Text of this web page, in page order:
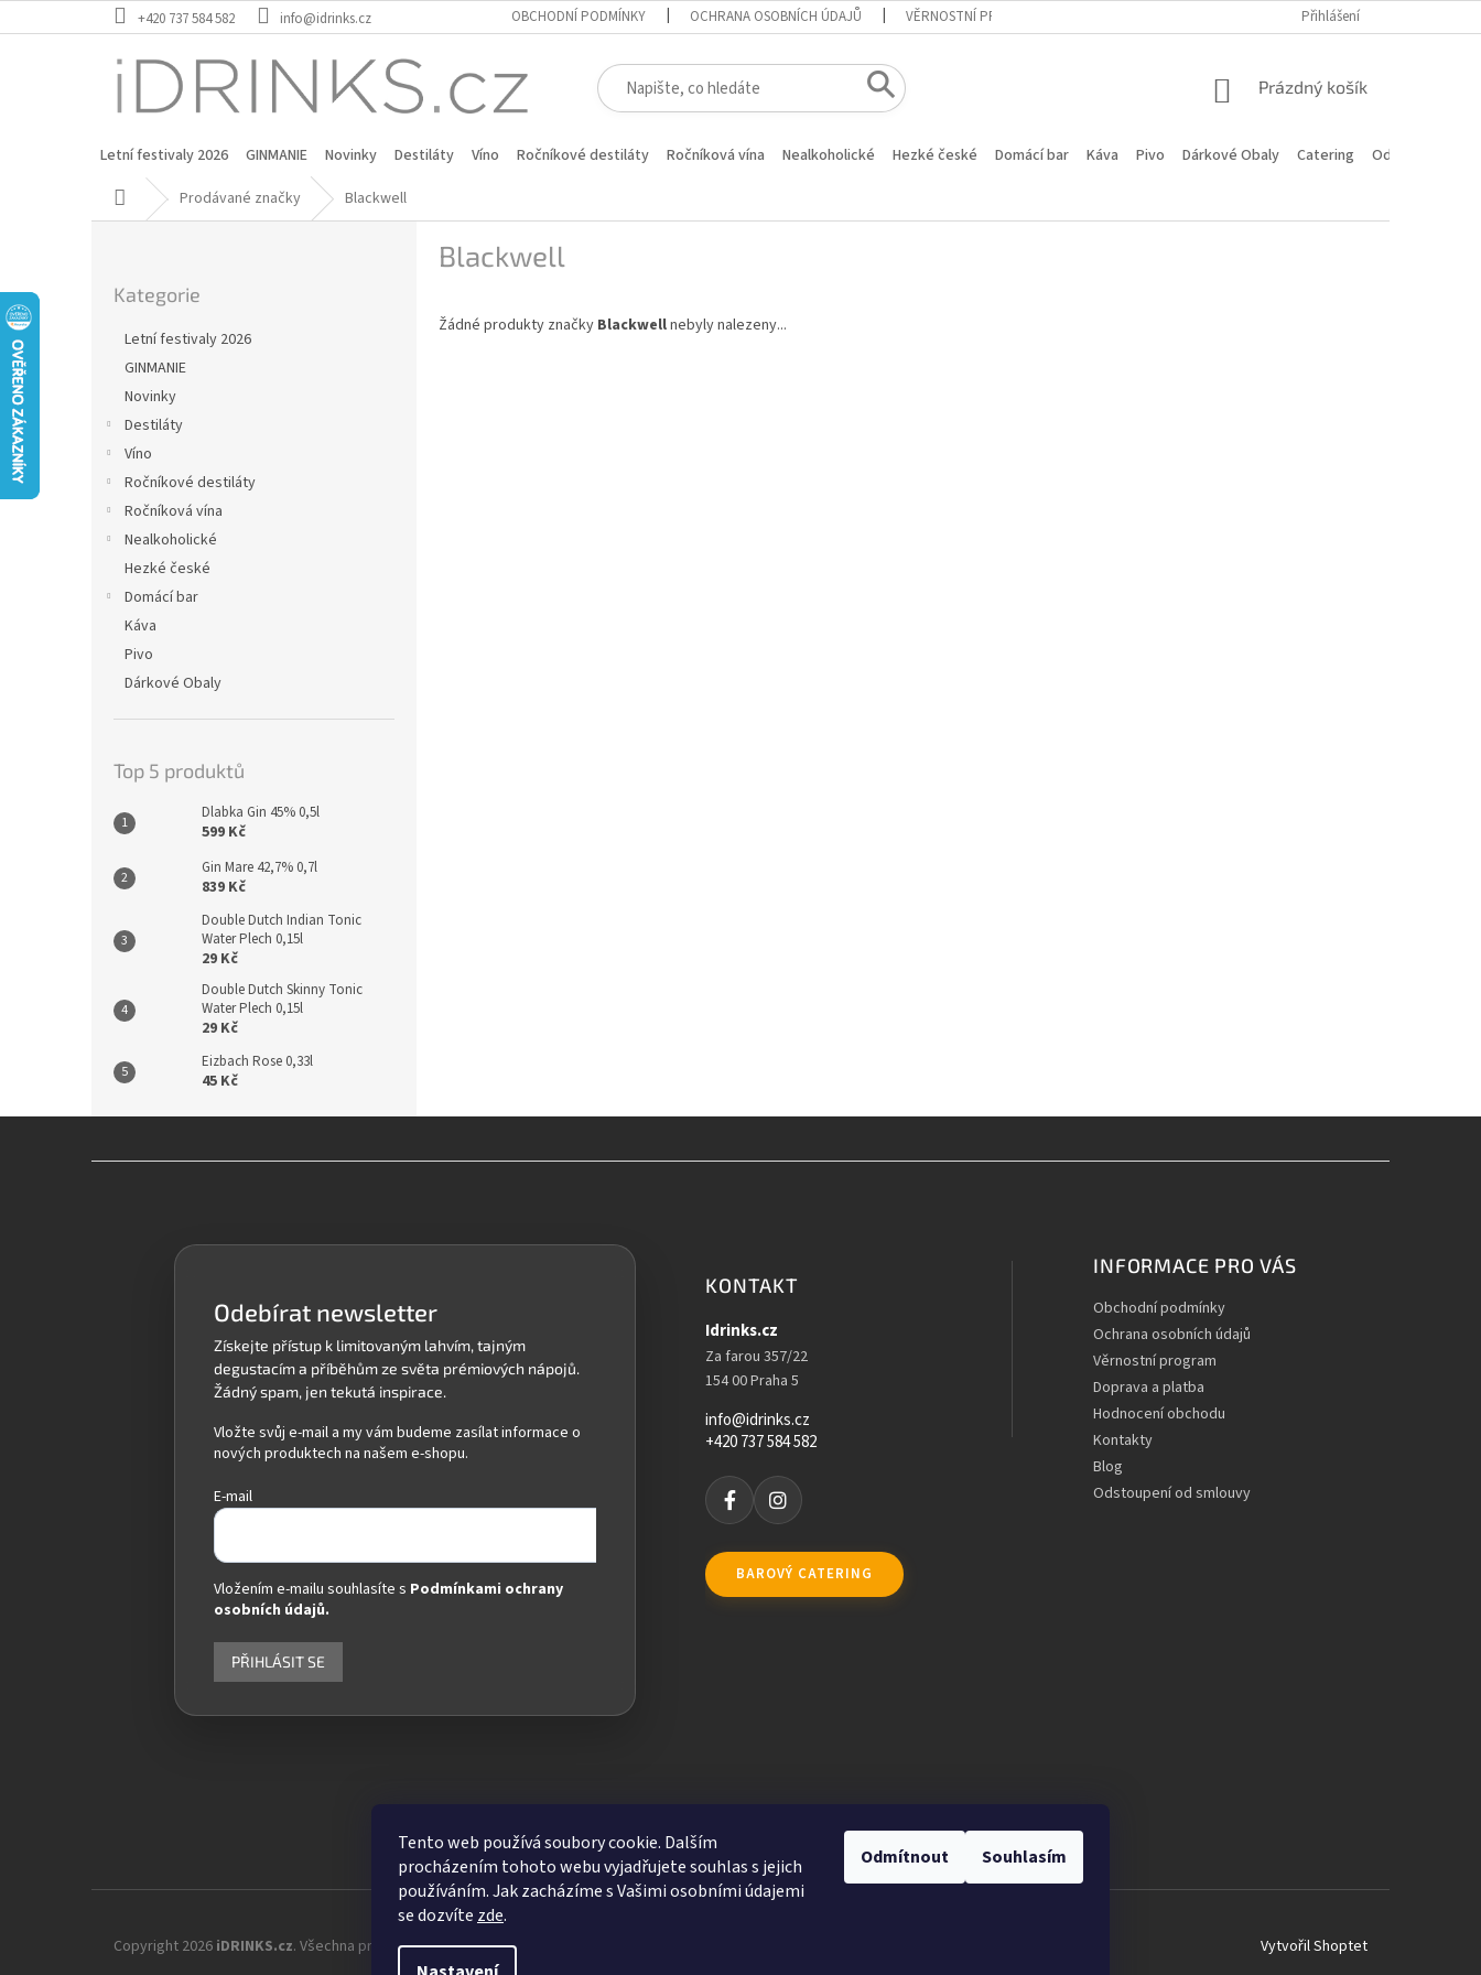
Tento web používá soubory cookie. Dalším
procházením tohoto webu vyjadřujete souhlas s jejich
používáním. Jak zacházíme s Vašimi osobními údajemi
se dozvíte zde.
Odmítnout Souhlasím
na
+420 737 584 582 info@idrinks.cz OBCHODNÍ PODMÍNKY OCHRANA OSOBNÍCH ÚDAJŮ VĚRNOSTNÍ PROGRAM HODNOCENÍ OBCHODU
Přihlášení
NÁKUPNÍ
Prázdný košík
Letní festivaly 2026 GINMANIE Novinky Destiláty Víno Ročníkové destiláty Ročníková vína Nealkoholické Hezké české Domácí bar Káva Pivo Dárkové Obaly Catering
Odstoupení od
Domů Prodávané značky Blackwell
kategorie
Kategorie
Letní festivaly 2026
GINMANIE
Novinky
Destiláty
Víno
Ročníkové destiláty
Ročníková vína
Nealkoholické
Hezké české
Domácí bar
Káva
Pivo
Dárkové Obaly
Top 5 produktů
Dlabka Gin 45% 0,5l
599 Kč
Gin Mare 42,7% 0,7l
839 Kč
Double Dutch Indian Tonic
Water Plech 0,15l
29 Kč
Double Dutch Skinny Tonic
Water Plech 0,15l
29 Kč
Eizbach Rose 0,33l
45 Kč
Blackwell
Žádné produkty značky Blackwellnebyly nalezeny...
Odebírat newsletter
Vložte svůj e-mail a my vám budeme zasílat informace o
nových produktech na našem e-shopu.
E-mail
Vložením e-mailu souhlasíte s Podmínkami ochrany
osobních údajů.
PŘIHLÁSIT SE
KONTAKT
Idrinks.cz
Za farou 357/22
154 00 Praha 5
info@idrinks.cz
+420 737 584 582
BAROVÝ CATERING
INFORMACE PRO VÁS
Obchodní podmínky
Ochrana osobních údajů
Věrnostní program
Doprava a platba
Hodnocení obchodu
Kontakty
Blog
Odstoupení od smlouvy
Vytvořil Shoptet
Copyright 2026 iDRINKS.cz. Všechna práva vyhrazena.Upravit nastavení cookies